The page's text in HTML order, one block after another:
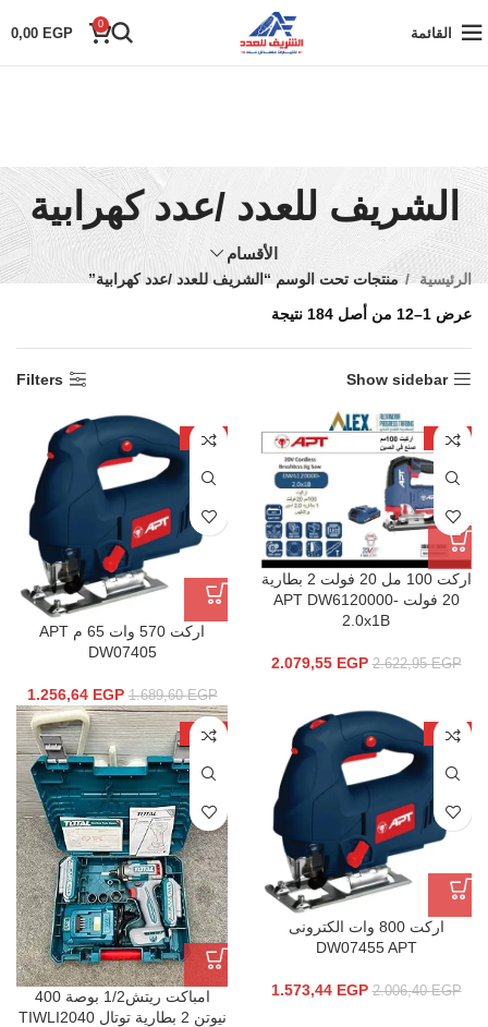
القائمة
0
0,00 EGP
الشريف للعدد /عدد كهرابية
الأقسام
الرئيسية
منتجات تحت الوسم “الشريف للعدد /عدد كهرابية”
عرض 1–12 من أصل 184 نتيجة
Show sidebar
Filters
-21%
اركت 100 مل 20 فولت 2 بطارية
20 فولت APT DW6120000-
2.0x1B
2.622,95EGP
2.079,55 EGP
-26%
اركت 570 وات 65 م APT
DW07405
1.689,60EGP
1.256,64 EGP
-22%
اركت 800 وات الكترونى
DW07455 APT
2.006,40EGP
1.573,44 EGP
-15%
امباكت ريتش1/2 بوصة 400
نيوتن 2 بطارية توتال TIWLI2040